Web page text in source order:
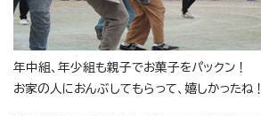
年中組、年少組も親子でお菓子をパックン！
お家の人におんぶしてもらって、嬉しかったね！